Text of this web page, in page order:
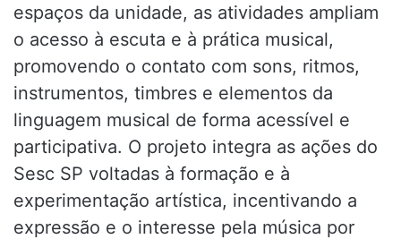
espaços da unidade, as atividades ampliam
o acesso à escuta e à prática musical,
promovendo o contato com sons, ritmos,
instrumentos, timbres e elementos da
linguagem musical de forma acessível e
participativa. O projeto integra as ações do
Sesc SP voltadas à formação e à
experimentação artística, incentivando a
expressão e o interesse pela música por